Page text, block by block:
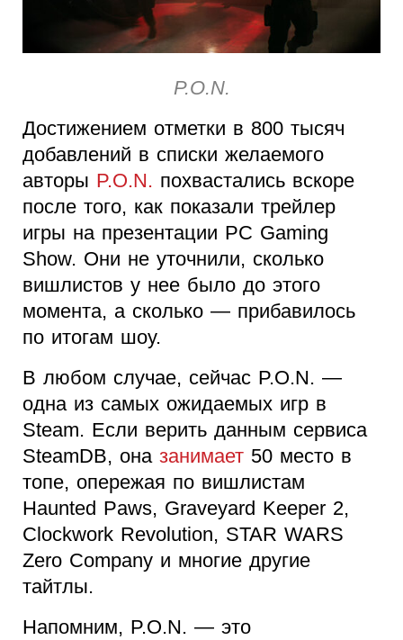
P.O.N.
Достижением отметки в 800 тысяч
добавлений в списки желаемого
авторы P.O.N. похвастались вскоре
после того, как показали трейлер
игры на презентации PC Gaming
Show. Они не уточнили, сколько
вишлистов у нее было до этого
момента, а сколько — прибавилось
по итогам шоу.
В любом случае, сейчас P.O.N. —
одна из самых ожидаемых игр в
Steam. Если верить данным сервиса
SteamDB, она занимает 50 место в
топе, опережая по вишлистам
Haunted Paws, Graveyard Keeper 2,
Clockwork Revolution, STAR WARS
Zero Company и многие другие
тайтлы.
Напомним, P.O.N. — это